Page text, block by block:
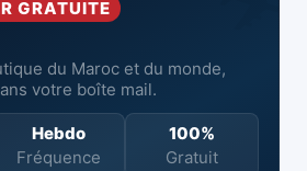
aériennes.
GRATUITE
du Maroc et du monde,
votre boîte mail.
Hebdo
Fréquence
100%
Gratuit